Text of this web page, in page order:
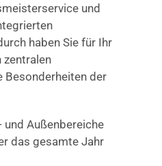
und
haben Sie für Ihr
zentralen
Besonderheiten der
und Außenbereiche
das gesamte Jahr